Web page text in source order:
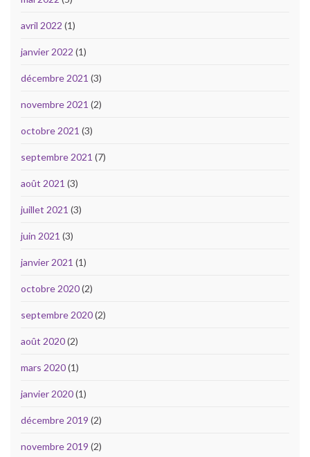
avril 2022 (1)
janvier 2022 (1)
décembre 2021 (3)
novembre 2021 (2)
octobre 2021 (3)
septembre 2021 (7)
août 2021 (3)
juillet 2021 (3)
juin 2021 (3)
janvier 2021 (1)
octobre 2020(2)
septembre 2020(2)
août 2020(2)
mars 2020(1)
janvier 2020(1)
décembre 2019 (2)
novembre 2019 (2)